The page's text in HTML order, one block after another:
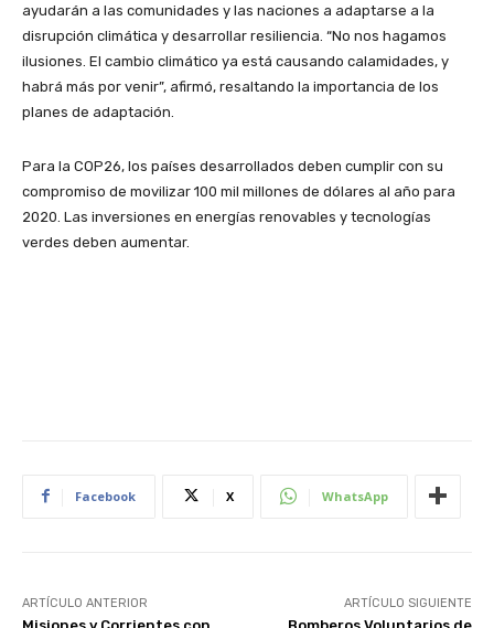
ayudarán a las comunidades y las naciones a adaptarse a la
disrupción climática y desarrollar resiliencia. “No nos hagamos
ilusiones. El cambio climático ya está causando calamidades, y
habrá más por venir”, afirmó, resaltando la importancia de los
planes de adaptación.
Para la COP26, los países desarrollados deben cumplir con su
compromiso de movilizar 100 mil millones de dólares al año para
2020. Las inversiones en energías renovables y tecnologías
verdes deben aumentar.
Facebook X WhatsApp
ARTÍCULO ANTERIOR ARTÍCULO SIGUIENTE